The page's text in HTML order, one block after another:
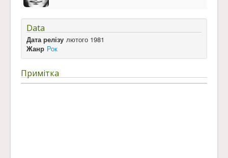
Data
Дата релізу лютого 1981
Жанр Рок
Примітка